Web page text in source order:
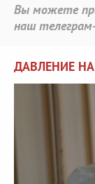
Вы можете
наш
ДАВЛЕНИЕ